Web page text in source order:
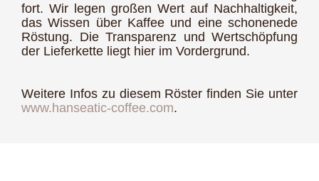
fort. Wir legen großen Wert auf Nachhaltigkeit,
das Wissen über Kaffee und eine schonenede
Röstung. Die Transparenz und Wertschöpfung
der Lieferkette liegt hier im Vordergrund.
Weitere Infos zu diesem Röster finden Sie unter
www.hanseatic-coffee.com.